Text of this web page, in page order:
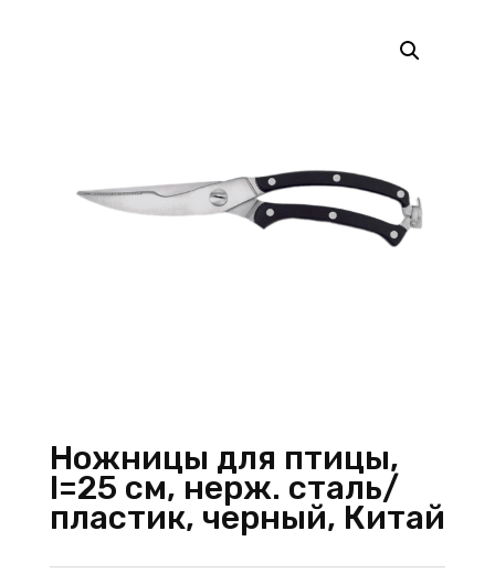
Ножницы для птицы,
l=25 см, нерж. сталь/
пластик, черный, Китай